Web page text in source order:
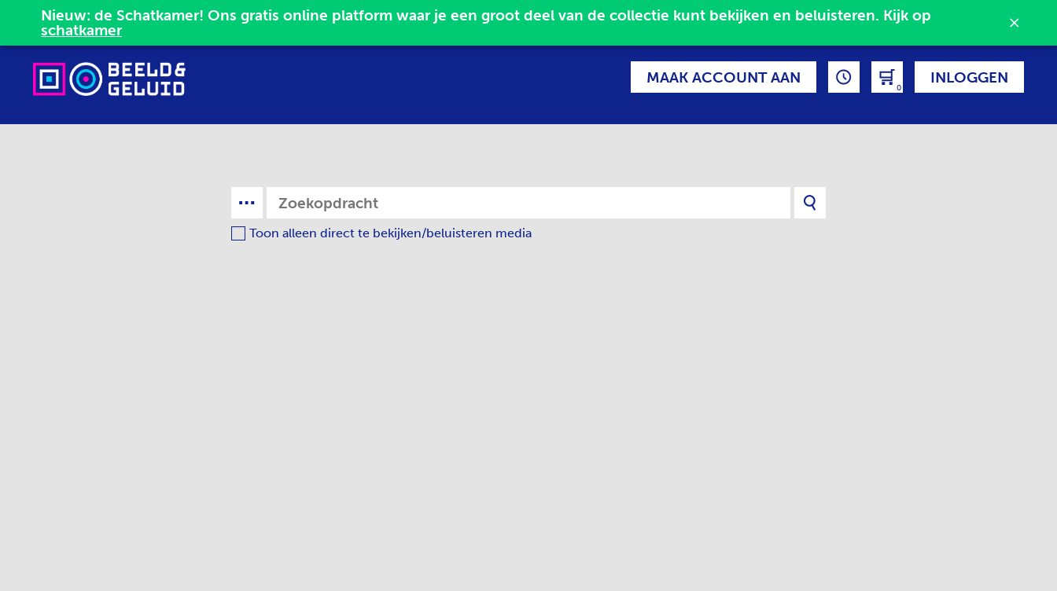
MAAK ACCOUNT AAN
0
INLOGGEN
Toon alleen direct te bekijken/beluisteren media
schatkamer